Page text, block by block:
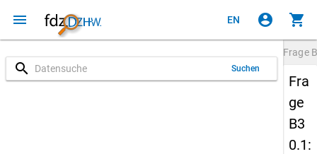
menu EN account_circle shopping_cart
search Suchen
Frage
Fra
ge
B3
0.1: